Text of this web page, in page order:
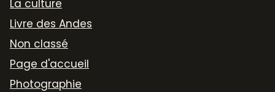
La culture
Livre des Andes
Non classé
Page d'accueil
Photographie